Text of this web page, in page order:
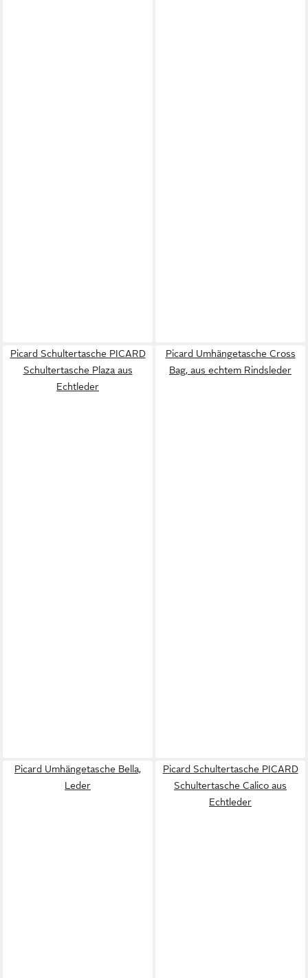
Picard Schultertasche PICARD
Schultertasche Plaza aus
Echtleder
Picard Umhängetasche Cross
Bag, aus echtem Rindsleder
Picard Umhängetasche Bella,
Leder
Picard Schultertasche PICARD
Schultertasche Calico aus
Echtleder